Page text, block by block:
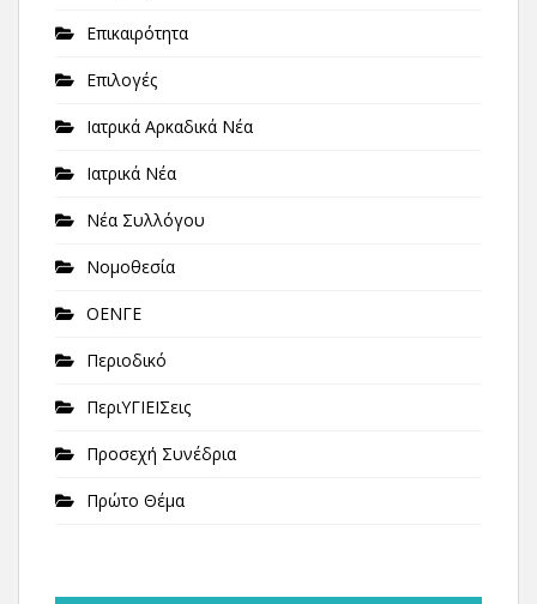
Επικαιρότητα
Επιλογές
Ιατρικά Αρκαδικά Νέα
Ιατρικά Νέα
Νέα Συλλόγου
Νομοθεσία
ΟΕΝΓΕ
Περιοδικό
ΠεριΥΓΙΕΙΣεις
Προσεχή Συνέδρια
Πρώτο Θέμα